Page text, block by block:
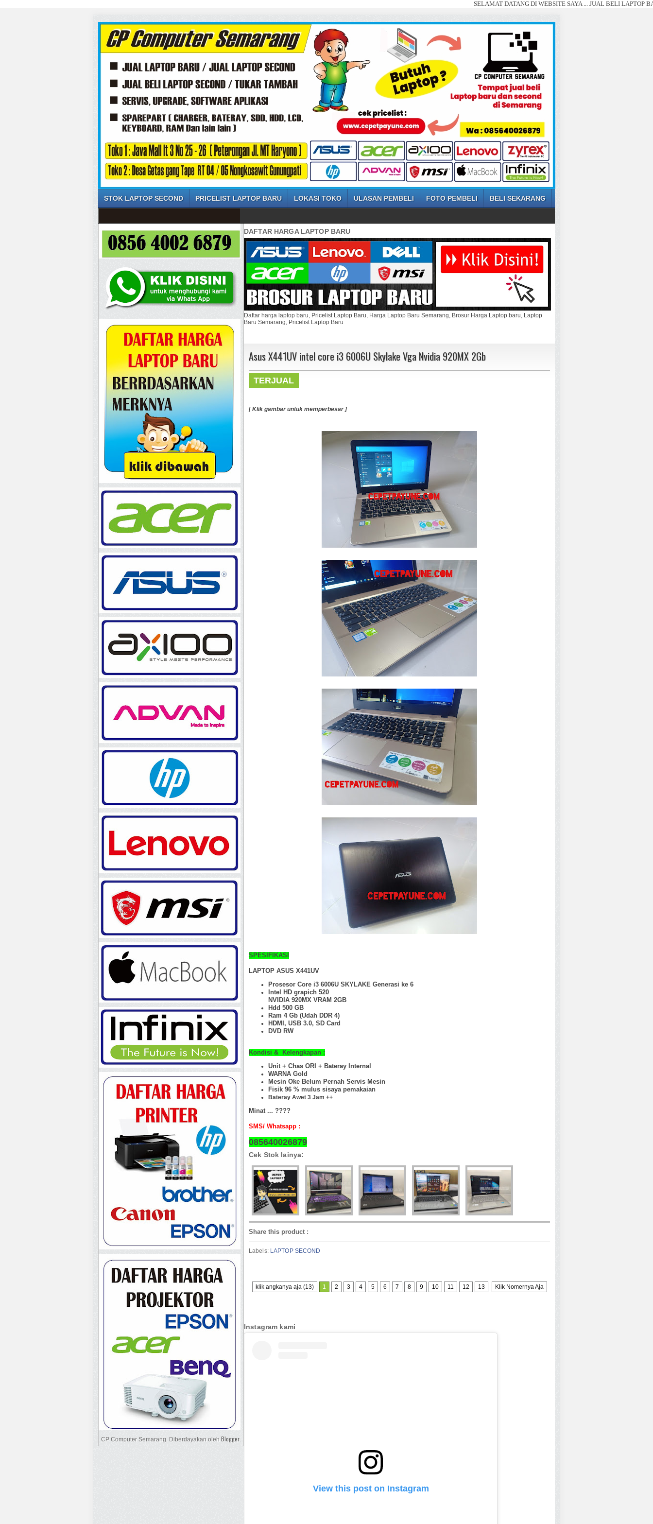
SELAMAT DATANG DI WEBSITE SAYA ... JUAL BELI LAPTOP BARU
STOK LAPTOP SECOND PRICELIST LAPTOP BARU LOKASI TOKO ULASAN PEMBELI FOTO PEMBELI BELI SEKARANG
DAFTAR HARGA LAPTOP BARU
Daftar harga laptop baru, Pricelist Laptop Baru, Harga Laptop Baru Semarang, Brosur Harga Laptop baru, Laptop
Baru Semarang, Pricelist Laptop Baru
Asus X441UV intel core i3 6006U Skylake Vga Nvidia 920MX 2Gb
TERJUAL
[ Klik gambar untuk memperbesar ]
SPESIFIKASI
LAPTOP ASUS X441UV
Prosesor Core i3 6006U SKYLAKE Generasi ke 6
Intel HD grapich 520
NVIDIA 920MX VRAM 2GB
Hdd 500 GB
Ram 4 Gb (Udah DDR 4)
HDMI, USB 3.0, SD Card
DVD RW
Kondisi & Kelengkapan :
Unit + Chas ORI + Bateray Internal
WARNA Gold
Mesin Oke Belum Pernah Servis Mesin
Fisik 96 % mulus sisaya pemakaian
Bateray Awet 3 Jam ++
Minat ... ????
SMS/ Whatsapp :
085640026879
Cek Stok lainya:
Share this product :
Labels: LAPTOP SECOND
klik angkanya aja (13) 1 2 3 4 5 6 7 8 9 10 11 12 13 Klik Nomernya Aja
Instagram kami
View this post on Instagram
CP Computer Semarang. Diberdayakan oleh Blogger.